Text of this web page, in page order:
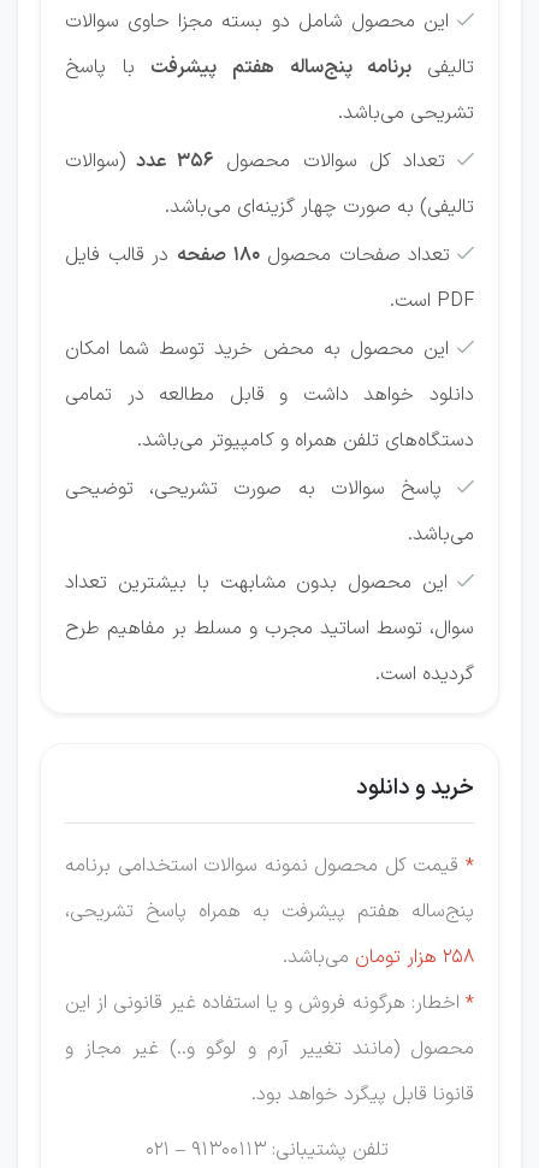
 این محصول شامل دو بسته مجزا حاوی سوالات
تالیفی برنامه پنج‌ساله هفتم پیشرفت با پاسخ
تشریحی می‌باشد.
 تعداد کل سوالات محصول 356 عدد
(سوالات
تالیفی) به صورت چهار گزینه‌ای می‌باشد.
 تعداد صفحات محصول
در قالب فایل
PDF است.
 این محصول به محض خرید توسط شما امکان
دانلود خواهد داشت و قابل مطالعه در تمامی
دستگاه‌های تلفن همراه و کامپیوتر می‌باشد.

پاسخ سوالات به صورت تشریحی، توضیحی
می‌باشد.
 این محصول بدون مشابهت با بیشترین تعداد
سوال، توسط اساتید مجرب و مسلط بر مفاهیم طرح
گردیده است.
خرید و دانلود
* قیمت کل محصول نمونه سوالات استخدامی برنامه
پنج‌ساله هفتم پیشرفت به همراه پاسخ تشریحی،
258 هزار
تومان می‌باشد.
* اخطار: هرگونه فروش و یا استفاده غیر قانونی از این
محصول (مانند تغییر آرم و لوگو و..) غیر مجاز و
قانونا قابل پیگرد خواهد بود.
تلفن پشتیبانی: 91300113 – 021